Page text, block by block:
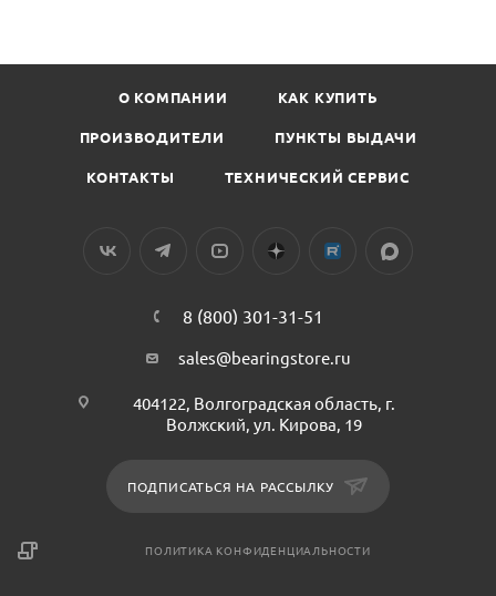
О КОМПАНИИ КАК КУПИТЬ
ПРОИЗВОДИТЕЛИ ПУНКТЫ ВЫДАЧИ
КОНТАКТЫ ТЕХНИЧЕСКИЙ СЕРВИС
8 (800) 301-31-51
sales@bearingstore.ru
404122, Волгоградская область, г.
Волжский, ул. Кирова, 19
ПОДПИСАТЬСЯ НА РАССЫЛКУ
ПОЛИТИКА КОНФИДЕНЦИАЛЬНОСТИ